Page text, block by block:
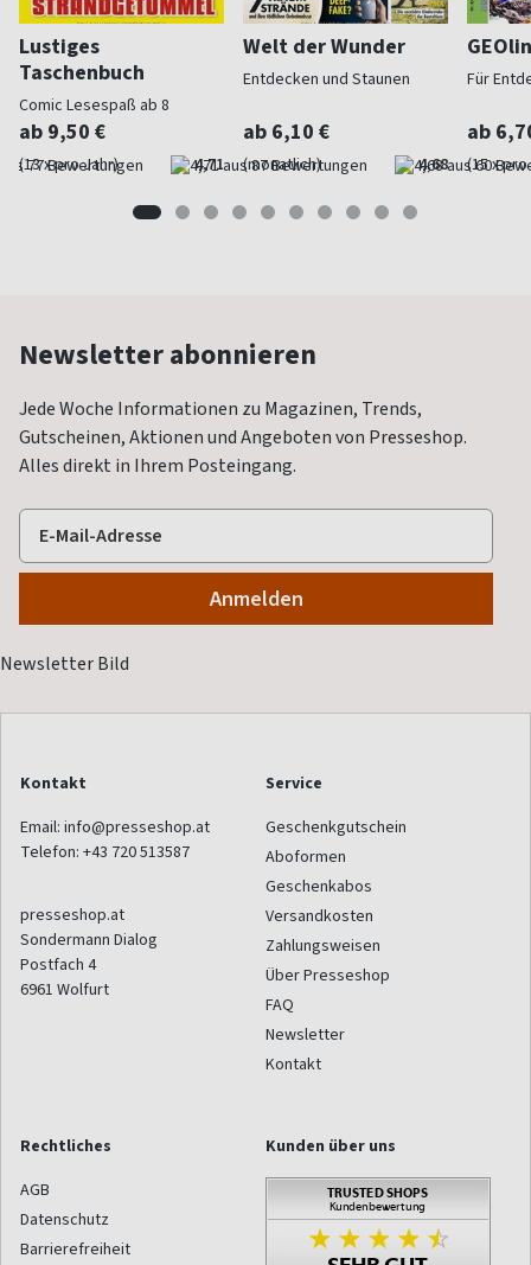
Lustiges
Taschenbuch
Comic Lesespaß ab 8
ab 9,50 €
(13 x pro Jahr) 4,71
Welt der Wunder
Entdecken und Staunen
ab 6,10 €
(monatlich) 4,68
Für
ab
(15 x
Newsletter abonnieren
Jede Woche Informationen zu Magazinen, Trends,
Gutscheinen, Aktionen und Angeboten von Presseshop.
Alles direkt in Ihrem Posteingang.
Kontakt
Email: info@presseshop.at
Telefon: +43 720 513587
presseshop.at
Sondermann Dialog
Postfach 4
6961 Wolfurt
Service
Geschenkgutschein
Aboformen
Geschenkabos
Versandkosten
Zahlungsweisen
Über Presseshop
FAQ
Newsletter
Kontakt
Rechtliches
AGB
Datenschutz
Barrierefreiheit
Kunden über uns